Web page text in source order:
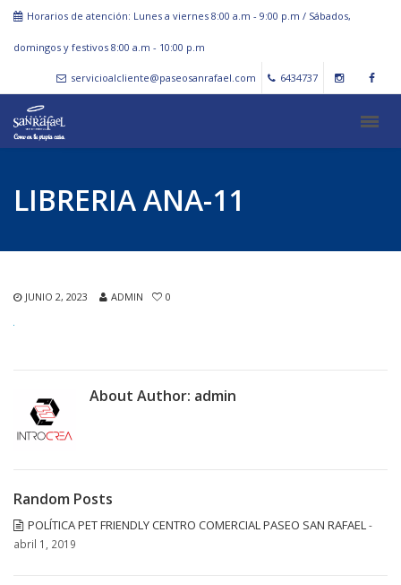
Horarios de atención: Lunes a viernes 8:00 a.m - 9:00 p.m / Sábados,
domingos y festivos 8:00 a.m - 10:00 p.m
servicioalcliente@paseosanrafael.com 6434737
LIBRERIA ANA-11
JUNIO 2, 2023 ADMIN 0
About Author: admin
Random Posts
POLÍTICA PET FRIENDLY CENTRO COMERCIAL PASEO SAN RAFAEL-
abril 1, 2019